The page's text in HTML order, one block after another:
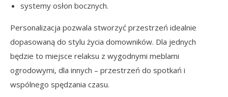
systemy osłon bocznych.
Personalizacja pozwala stworzyć przestrzeń idealnie
dopasowaną do stylu życia domowników. Dla jednych
będzie to miejsce relaksu z wygodnymi meblami
ogrodowymi, dla innych – przestrzeń do spotkań i
wspólnego spędzania czasu.